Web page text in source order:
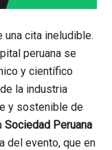
una cita ineludible.
peruana se
y científico
la industria
y sostenible de
Sociedad Peruana
del evento, que en